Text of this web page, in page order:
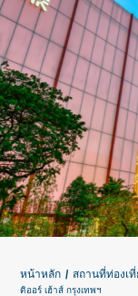
หน้าหลัก สถานที่ท่องเ
ดิออร์ เฮ้าส์ กรุงเทพฯ